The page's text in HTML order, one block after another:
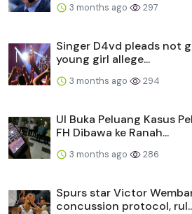
3 months ago 297
Singer D4vd pleads not
young girl allege...
3 months ago 294
UI Buka Peluang Kasus
FH Dibawa ke Ranah...
3 months ago 286
Spurs star Victor
concussion protocol,